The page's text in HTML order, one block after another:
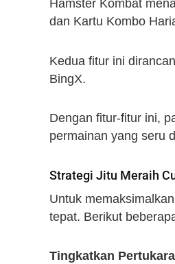
Hamster Kombat
dan Kartu Kombo
Kedua fitur ini
BingX.
Dengan fitur-fitur ini,
permainan yang seru
Strategi Jitu Meraih
Untuk
tepat. Berikut
Tingkatkan